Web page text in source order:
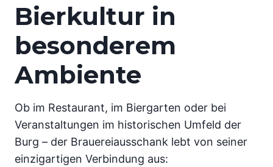
Bierkultur in
besonderem
Ambiente
Ob im Restaurant, im Biergarten oder bei
Veranstaltungen im historischen Umfeld der
Burg – der Brauereiausschank lebt von seiner
einzigartigen Verbindung aus: